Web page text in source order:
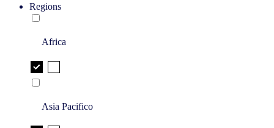
Regions
Africa
Asia Pacifico